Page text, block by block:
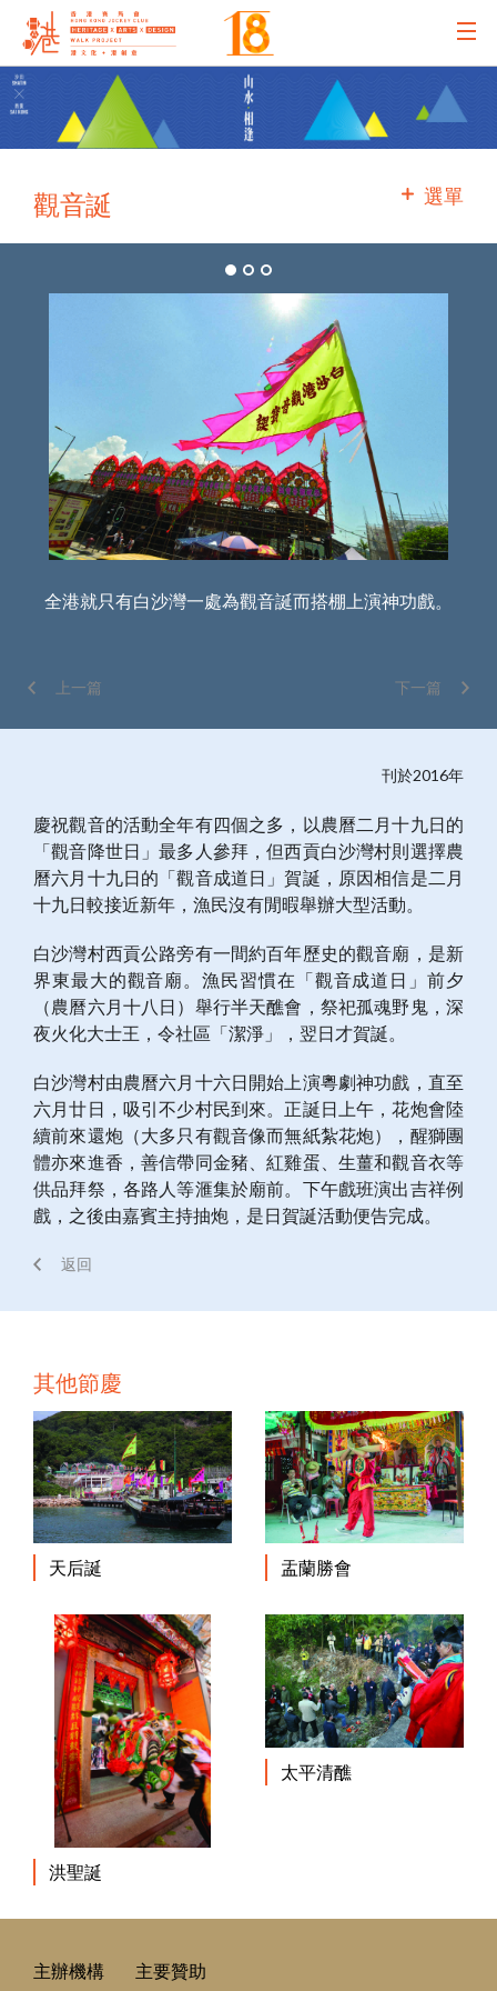
主辦機構
主要贊助
選單
觀音誕
全港就只有白沙灣一處為觀音誕而搭棚上演神功戲。
下一篇
上一篇
刊於2016年
慶祝觀音的活動全年有四個之多，以農曆二月十九日的
「觀音降世日」最多人參拜，但西貢白沙灣村則選擇農
曆六月十九日的「觀音成道日」賀誕，原因相信是二月
十九日較接近新年，漁民沒有閒暇舉辦大型活動。
白沙灣村西貢公路旁有一間約百年歷史的觀音廟，是新
界東最大的觀音廟。漁民習慣在「觀音成道日」前夕
（農曆六月十八日）舉行半天醮會，祭祀孤魂野鬼，深
夜火化大士王，令社區「潔淨」，翌日才賀誕。
白沙灣村由農曆六月十六日開始上演粵劇神功戲，直至
六月廿日，吸引不少村民到來。正誕日上午，花炮會陸
續前來還炮（大多只有觀音像而無紙紮花炮），醒獅團
體亦來進香，善信帶同金豬、紅雞蛋、生薑和觀音衣等
供品拜祭，各路人等滙集於廟前。下午戲班演出吉祥例
戲，之後由嘉賓主持抽炮，是日賀誕活動便告完成。
返回
其他節慶
天后誕 盂蘭勝會
洪聖誕
太平清醮
主辦機構 主要贊助